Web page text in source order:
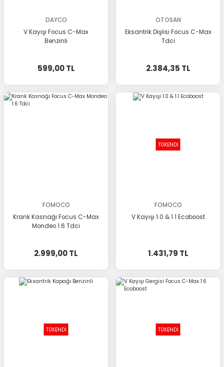
DAYCO
V Kayışı Focus C-Max
Benzinli
599,00 TL
OTOSAN
Eksantrik Dişlisi Focus C-Max
Tdci
2.384,35 TL
FOMOCO
Krank Kasnağı Focus C-Max
Mondeo 1.6 Tdci
2.999,00 TL
TÜKENDİ
FOMOCO
V Kayışı 1.0 & 1.1 Ecoboost
1.431,79 TL
TÜKENDİ TÜKENDİ